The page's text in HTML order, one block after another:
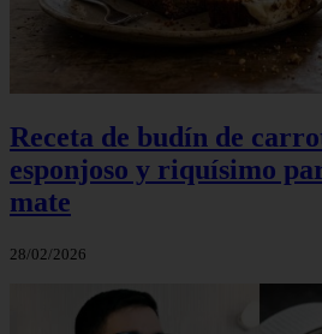
Receta de budín de
esponjoso y riquísimo
mate
28/02/2026